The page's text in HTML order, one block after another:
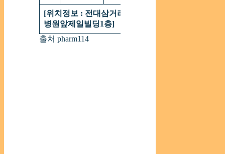
[위치정보 : 전대삼거리용인제일메디
병원앞제일빌딩1층]
출처 pharm114